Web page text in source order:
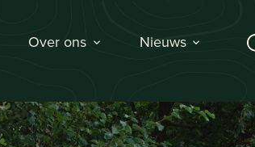
Over ons Nieuws